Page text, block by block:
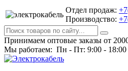
Отдел продаж:
Производство:
Принимаем оптовые заказы от
Мы работаем: Пн - Пт: 9:00 - 18:00